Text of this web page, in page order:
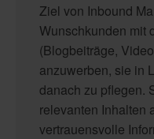
Ziel von Inbound
Wunschkunden mit
(Blogbeiträge,
anzuwerben, sie in
danach zu pflegen.
relevanten Inhalten
vertrauensvolle